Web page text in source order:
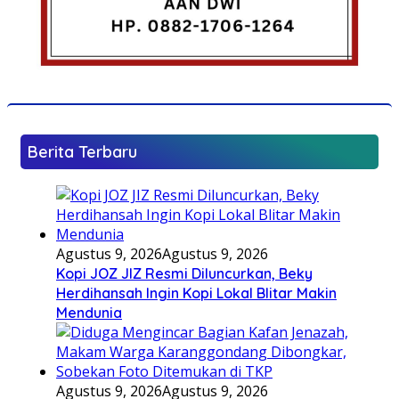
Berita Terbaru
Agustus 9, 2026Agustus 9, 2026
Kopi JOZ JIZ Resmi Diluncurkan, Beky
Herdihansah Ingin Kopi Lokal Blitar Makin
Mendunia
Agustus 9, 2026Agustus 9, 2026